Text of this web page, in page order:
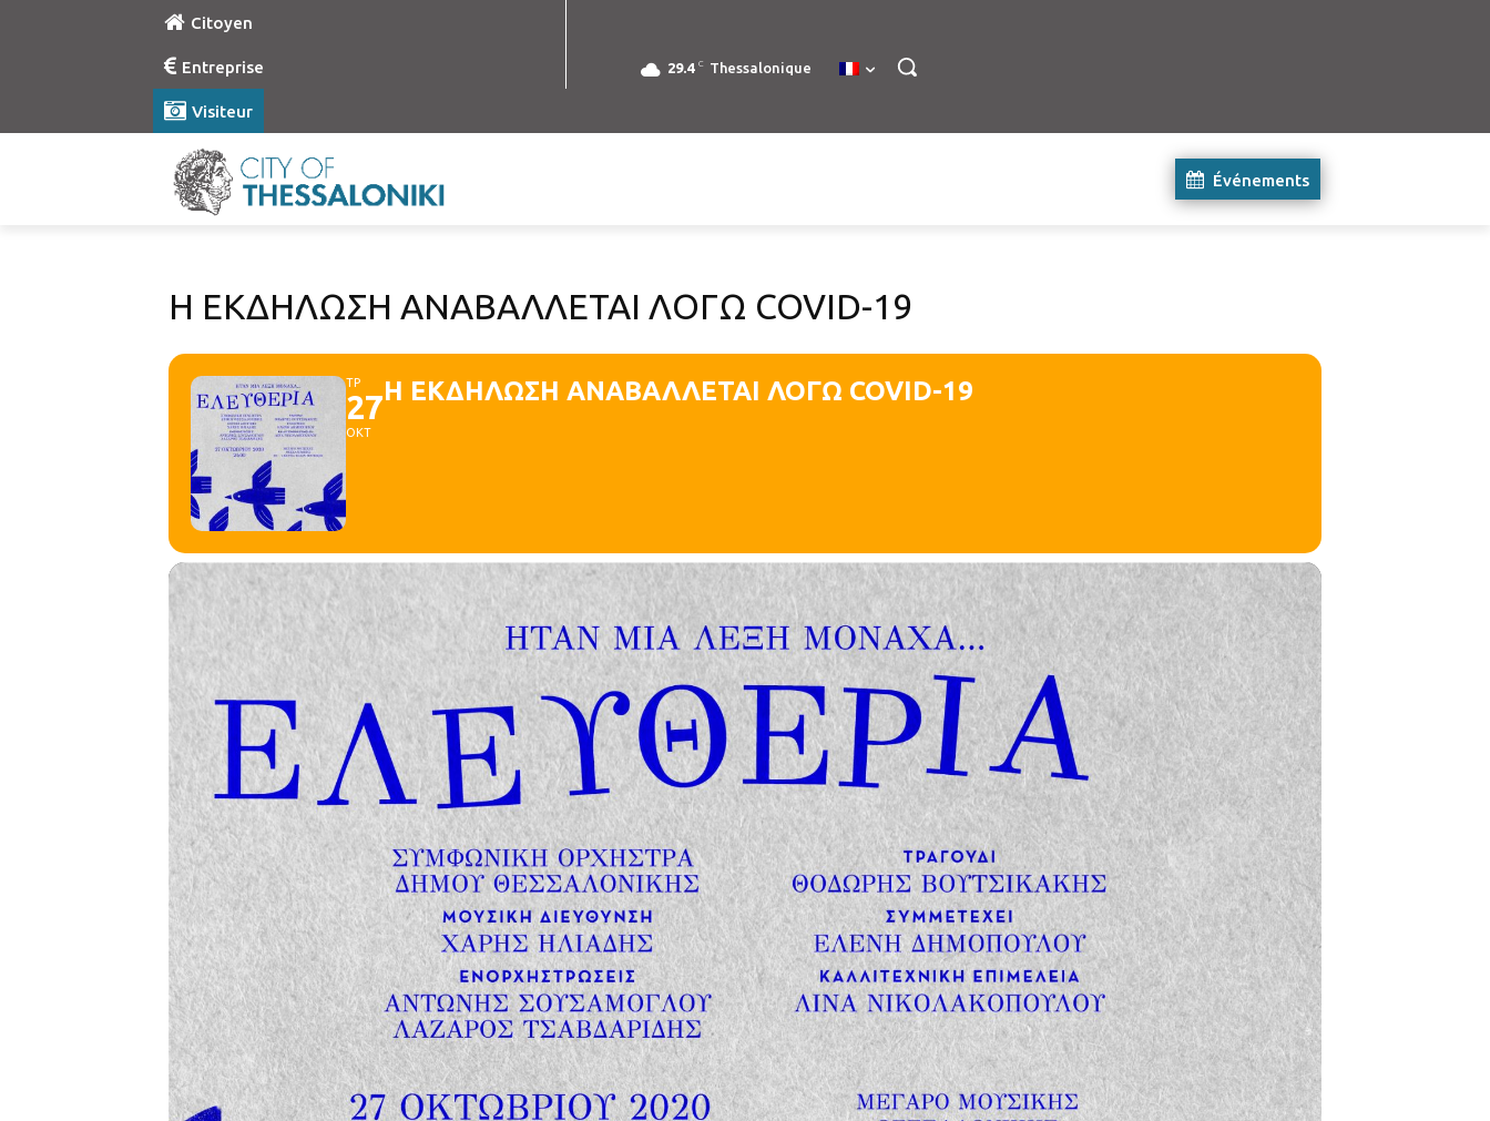
Citoyen
Entreprise
Visiteur
29.4 C Thessalonique
Événements
Η ΕΚΔΗΛΩΣΗ ΑΝΑΒΑΛΛΕΤΑΙ ΛΟΓΩ COVID-19
ΤΡ
27
ΟΚΤ
Η ΕΚΔΗΛΩΣΗ ΑΝΑΒΑΛΛΕΤΑΙ ΛΟΓΩ COVID-19